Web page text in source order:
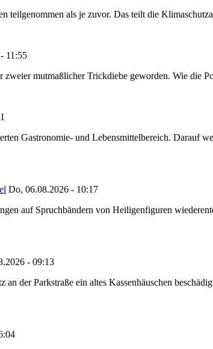
teilgenommen als je zuvor. Das teilt die
11:55
mutmaßlicher Trickdiebe geworden. Wie die
Gastronomie- und Lebensmittelbereich. Darauf
Do, 06.08.2026 - 10:17
auf Spruchbändern von Heiligenfiguren
- 09:13
der Parkstraße ein altes Kassenhäuschen